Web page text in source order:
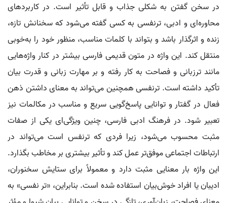
در سخن گفتن به شکلی جذاب و قابل تأثیر است. در کاربردهای
محاوره‌ای و ادبی، ترنفسی به کسی گفته می‌شود که سخنانش تازه،
زنده و اثرگذار باشد و بتواند با کلمات مناسب، منظور خود را به‌خوبی
منتقل کند. این واژه در متون قدیمی فارسی بیشتر در کنار واژه‌هایی
مانند ترزبانی و فصاحت به کار رفته و بر مهارت زبانی و قدرت بیان
تأکید داشته است. ترنفسی همچنین می‌تواند به معنای داشتن ذهن
فعال در گفتار و توانایی پاسخ‌گویی سریع و مناسب در مکالمات نیز
تعبیر شود. در فرهنگ ادبی فارسی، چنین ویژگی‌ای یکی از صفات
مثبت محسوب می‌شود، زیرا فردی که ترنفس است می‌تواند در
ارتباطات اجتماعی موفق‌تر عمل کند و تأثیر بیشتری بر مخاطب بگذارد.
این واژه بار معنایی مثبت دارد و معمولاً برای ستایش سخنوران،
ادیبان یا افراد خوش‌بیان استفاده شده است. بنابراین، «تر نفسی» به